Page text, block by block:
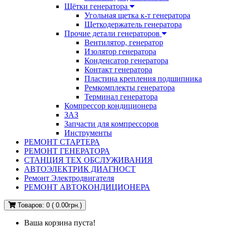
Щётки генератора
Угольная щетка к-т генератора
Щеткодержатель генератора
Прочие детали генераторов
Вентилятор, генератор
Изолятор генератора
Конденсатор генератора
Контакт генератора
Пластина крепления подшипника
Ремкомплекты генератора
Терминал генератора
Компрессор кондиционера
ЗАЗ
Запчасти для компрессоров
Инструменты
РЕМОНТ СТАРТЕРА
РЕМОНТ ГЕНЕРАТОРА
СТАНЦИЯ ТЕХ ОБСЛУЖИВАНИЯ
АВТОЭЛЕКТРИК ДИАГНОСТ
Ремонт Электродвигателя
РЕМОНТ АВТОКОНДИЦИОНЕРА
Товаров: 0 ( 0.00грн.)
Ваша корзина пуста!